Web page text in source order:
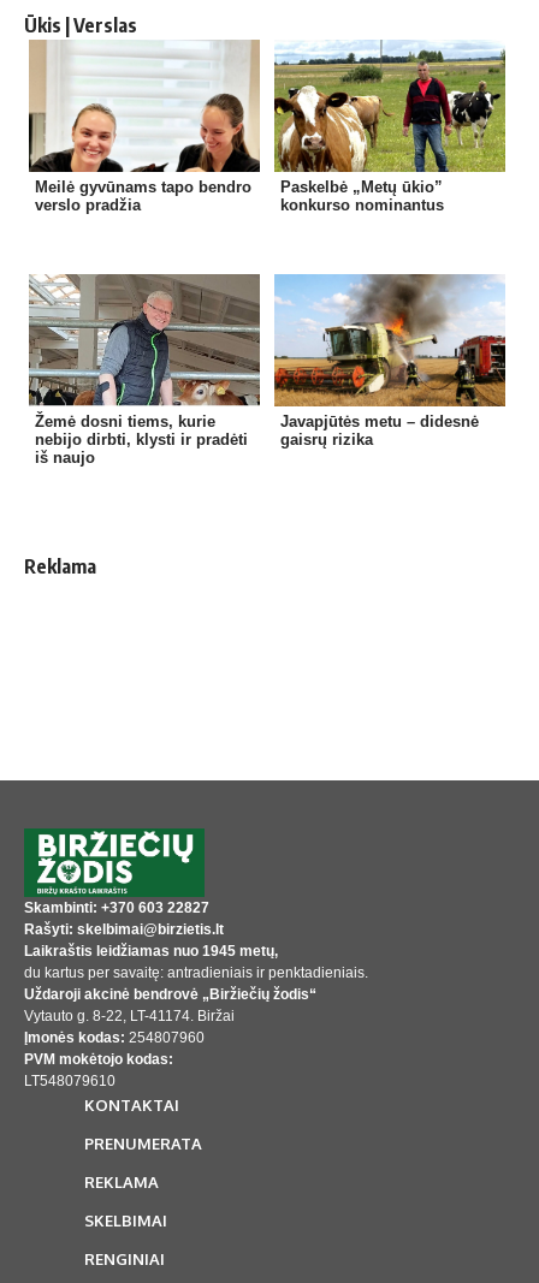
Ūkis | Verslas
Meilė gyvūnams tapo bendro
verslo pradžia
Paskelbė „Metų ūkio”
konkurso nominantus
Žemė dosni tiems, kurie
nebijo dirbti, klysti ir pradėti
iš naujo
Javapjūtės metu – didesnė
gaisrų rizika
Reklama
Skambinti: +370 603 22827
Rašyti: skelbimai@birzietis.lt
Laikraštis leidžiamas nuo 1945 metų,
du kartus per savaitę: antradieniais ir penktadieniais.
Uždaroji akcinė bendrovė „Biržiečių žodis“
Vytauto g. 8-22, LT-41174. Biržai
Įmonės kodas: 254807960
PVM mokėtojo kodas:
LT548079610
KONTAKTAI
PRENUMERATA
REKLAMA
SKELBIMAI
RENGINIAI